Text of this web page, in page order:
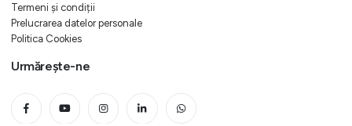
Termeni și condiții
Prelucrarea datelor personale
Politica Cookies
Urmărește-ne